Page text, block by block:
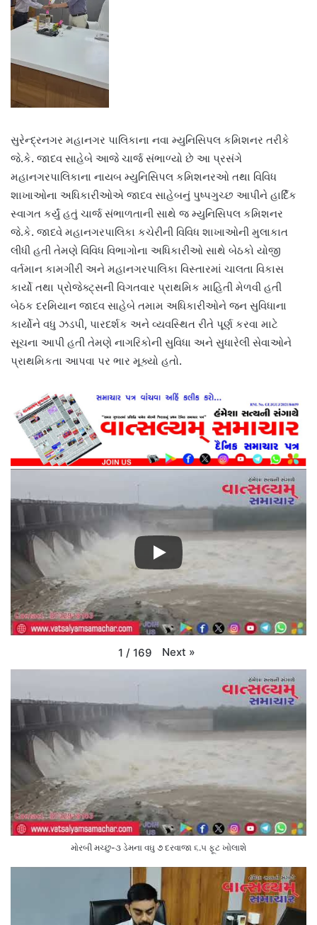
સુરેન્દ્રનગર મહાનગર પાલિકાના નવા મ્યુનિસિપલ કમિશનર તરીકે
જે.કે. જાદવ સાહેબે આજે ચાર્જ સંભાળ્યો છે આ પ્રસંગે
મહાનગરપાલિકાના નાયબ મ્યુનિસિપલ કમિશનરઓ તથા વિવિધ
શાખાઓના અધિકારીઓએ જાદવ સાહેબનું પુષ્પગુચ્છ આપીને હાર્દિક
સ્વાગત કર્યું હતું ચાર્જ સંભાળતાની સાથે જ મ્યુનિસિપલ કમિશનર
જે.કે. જાદવે મહાનગરપાલિકા કચેરીની વિવિધ શાખાઓની મુલાકાત
લીધી હતી તેમણે વિવિધ વિભાગોના અધિકારીઓ સાથે બેઠકો યોજી
વર્તમાન કામગીરી અને મહાનગરપાલિકા વિસ્તારમાં ચાલતા વિકાસ
કાર્યો તથા પ્રોજેક્ટ્સની વિગતવાર પ્રાથમિક માહિતી મેળવી હતી
બેઠક દરમિયાન જાદવ સાહેબે તમામ અધિકારીઓને જન સુવિધાના
કાર્યોને વધુ ઝડપી, પારદર્શક અને વ્યવસ્થિત રીતે પૂર્ણ કરવા માટે
સૂચના આપી હતી તેમણે નાગરિકોની સુવિધા અને સુધારેલી સેવાઓને
પ્રાથમિકતા આપવા પર ભાર મૂક્યો હતો.
1 / 169 Next »
મોરબી મચ્છુ-૩ ડેમના વઘુ ૭ દરવાજા ૬.૫ ફૂટ ખોલાશે